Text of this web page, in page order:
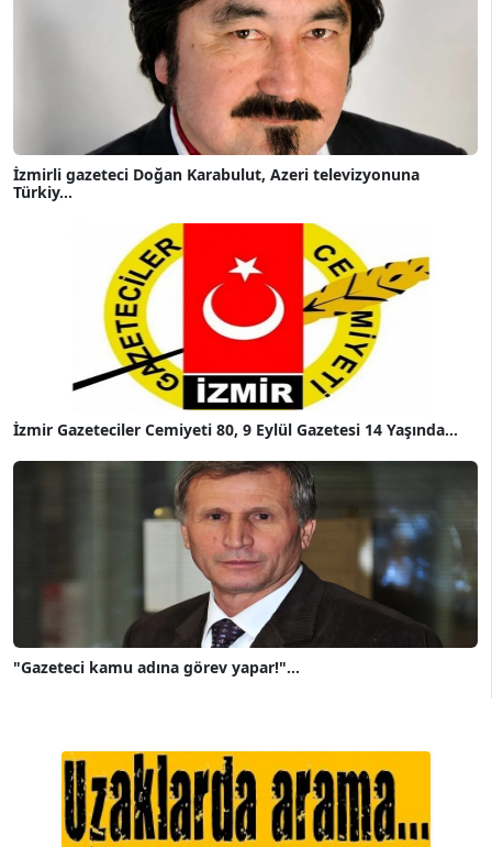
İzmirli gazeteci Doğan Karabulut, Azeri televizyonuna
Türkiy...
İzmir Gazeteciler Cemiyeti 80, 9 Eylül Gazetesi 14 Yaşında...
"Gazeteci kamu adına görev yapar!"...